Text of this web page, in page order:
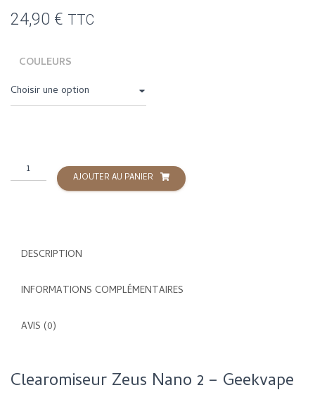
24,90 € TTC
COULEURS
quantité
de
Clearomiseur
AJOUTER AU PANIER
DESCRIPTION
INFORMATIONS COMPLÉMENTAIRES
AVIS (0)
Clearomiseur Zeus Nano 2 – Geekvape